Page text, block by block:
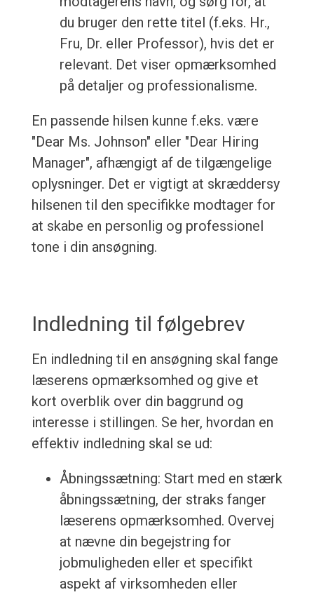
du bruger den rette titel (f.eks. Hr.,
Fru, Dr. eller Professor), hvis det er
relevant. Det viser opmærksomhed
på detaljer og professionalisme.
En passende hilsen kunne f.eks. være
"Dear Ms. Johnson" eller "Dear Hiring
Manager", afhængigt af de tilgængelige
oplysninger. Det er vigtigt at skræddersy
hilsenen til den specifikke modtager for
at skabe en personlig og professionel
tone i din ansøgning.
Indledning til følgebrev
En indledning til en ansøgning skal fange
læserens opmærksomhed og give et
kort overblik over din baggrund og
interesse i stillingen. Se her, hvordan en
effektiv indledning skal se ud:
Åbningssætning: Start med en stærk
åbningssætning, der straks fanger
læserens opmærksomhed. Overvej
at nævne din begejstring for
jobmuligheden eller et specifikt
aspekt af virksomheden eller